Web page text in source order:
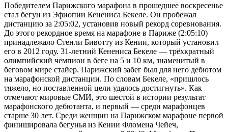
Победителем Парижского марафона в прошедшее воскресенье
стал бегун из Эфиопии Кенениса Бекеле. Он пробежал
дистанцию за 2:05:02, установив новый рекорд соревнования.
До этого рекордное время на марафоне в Париже (2:05:10)
принадлежало Стенли Бивотту из Кении, который установил
его в 2012 году. 31-летний Кенениса Бекеле — трёхкратный
олимпийский чемпион в беге на 5 и 10 км, знаменитый в
беговом мире стайер. Парижский забег был для него дебютом
на марафонской дистанции. По словам Бекеле, «пришлось
тяжело, но поставленной цели удалось достигнуть». Как
отмечают мировые СМИ, это шестой в истории результат
марафонского дебютанта, и первый — среди марафонцев
старше 30 лет. Среди женщин на Парижском марафоне первой
финишировала бегунья из Кении Фломена Чейеч,